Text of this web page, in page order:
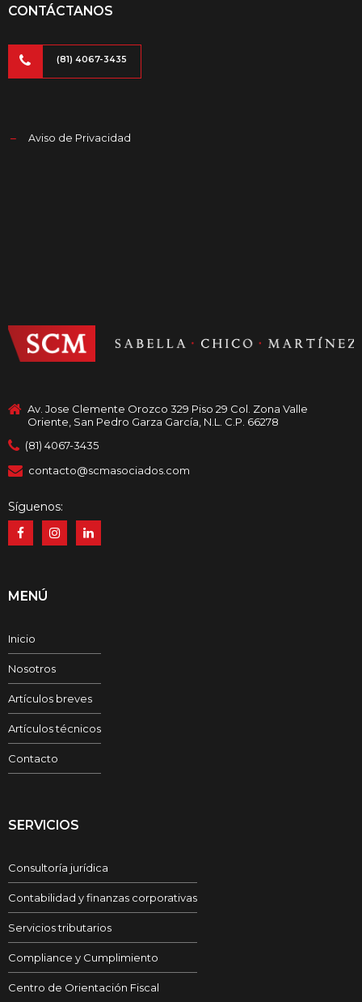
CONTÁCTANOS
(81) 4067-3435
Aviso de Privacidad
Av. Jose Clemente Orozco 329 Piso 29 Col. Zona Valle
Oriente, San Pedro Garza García, N.L. C.P. 66278
(81) 4067-3435
contacto@scmasociados.com
Síguenos:
MENÚ
Inicio
Nosotros
Artículos breves
Artículos técnicos
Contacto
SERVICIOS
Consultoría jurídica
Contabilidad y finanzas corporativas
Servicios tributarios
Compliance y Cumplimiento
Centro de Orientación Fiscal